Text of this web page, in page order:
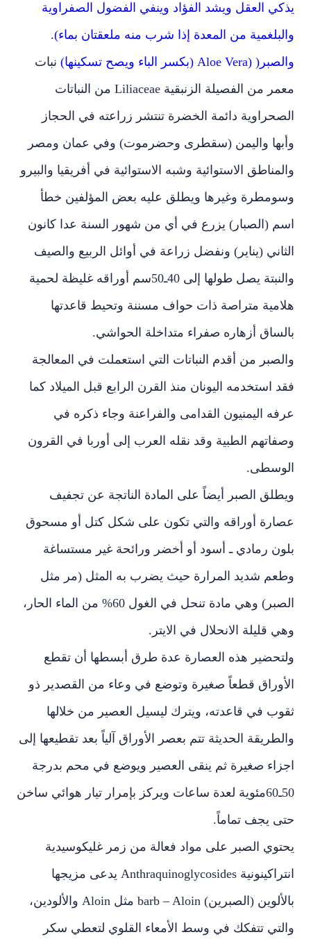
يذكي العقل ويشد الفؤاد وينفي الفضول الصفراوية
والبلغمية من المعدة إذا شرب منه ملعقتان بماء).
والصبر( (Aloe Vera (بكسر الباء ويصح تسكينها)
نبات
معمر من الفصيلة الزنبقية Liliaceae من النباتات
الصحراوية دائمة الخضرة تنتشر زراعته في الحجاز
وأبها واليمن (سقطرى وحضرموت) وفي عمان ومصر
والمناطق الاستوائية وشبه الاستوائية في أفريقيا والبيرو
وسومطرة وغيرها ويطلق عليه بعض المؤلفين خطأ
اسم (الصبار) يزرع في أي من شهور السنة عدا كانون
الثاني (يناير) ونفضل زراعة في أوائل الربيع والصيف
والنبتة يصل طولها إلى 40ـ50سم أوراقه غليظة لحمية
هلامية متراصة ذات حواف مسننة وتحيط قاعدتها
بالساق أزهاره صفراء متداخلة الحواشي.
والصبر من أقدم النباتات التي استعملت في المعالجة
فقد استخدمه اليونان منذ القرن الرابع قبل الميلاد كما
عرفه اليمنيون القدامى والفراعنة وجاء ذكره في
وصفاتهم الطبية وقد نقله العرب إلى أوربا في القرون
الوسطى.
ويطلق الصبر أيضاً على المادة الناتجة عن تجفيف
عصارة أوراقه والتي تكون على شكل كتل أو مسحوق
بلون رمادي ـ أسود أو أخضر ورائحة غير مستساغة
وطعم شديد المرارة حيث يضرب به المثل (مر مثل
الصبر) وهي مادة تنحل في الغول 60% من الماء الحار،
وهي قليلة الانحلال في الايتر.
ولتحضير هذه العصارة عدة طرق أبسطها أن تقطع
الأوراق قطعاً صغيرة وتوضع في وعاء من القصدير ذو
ثقوب في قاعدته، ويترك ليسيل العصير من خلالها
والطريقة الحديثة تتم بعصر الأوراق آلياً بعد تقطيعها إلى
اجزاء صغيرة ثم ينقى العصير ويوضع في محم بدرجة
50ـ60مئوية لعدة ساعات ويركز بإمرار تيار هوائي ساخن
حتى يجف تماماً.
يحتوي الصبر على مواد فعالة من زمر غليكوسيدية
انتراكينونية Anthraquinoglycosides يدعى مزيجها
بالألوين (الصبرين) barb – Aloin مثل Aloin والألودين،
والتي تتفكك في وسط الأمعاء القلوي لتعطي سكر